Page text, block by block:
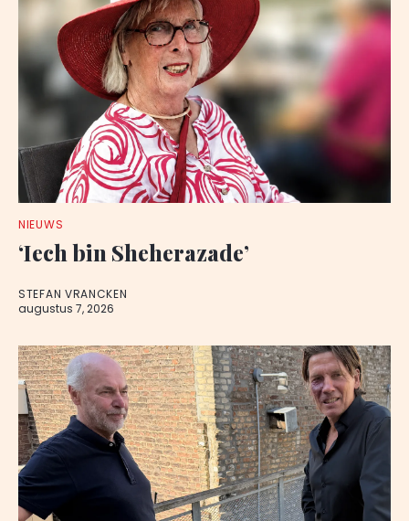
NIEUWS
‘Iech bin Sheherazade’
STEFAN VRANCKEN
augustus 7, 2026